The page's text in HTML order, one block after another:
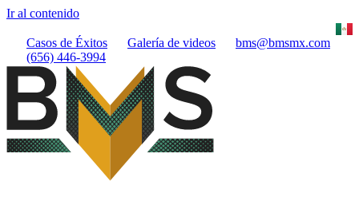
Ir al contenido
Casos de Éxitos Galería de videos
bms@bmsmx.com
(656) 446-3994